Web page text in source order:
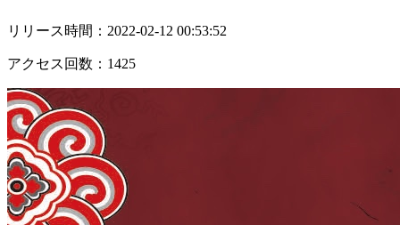
リリース時間： 2022-02-12 00:53:52
アクセス回数： 1425